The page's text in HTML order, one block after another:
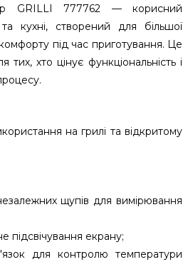
GRILLI 777762 — корисний
кухні, створений для більшої
під час приготування. Це
хто цінує функціональність і
на грилі та відкритому
щупів для вимірювання
підсвічування екрану;
для контролю температури